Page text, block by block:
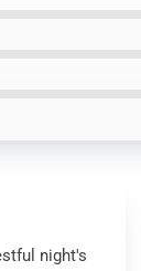
night's